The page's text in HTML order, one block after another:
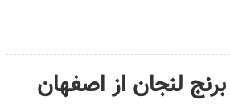
لنجان از اصفهان